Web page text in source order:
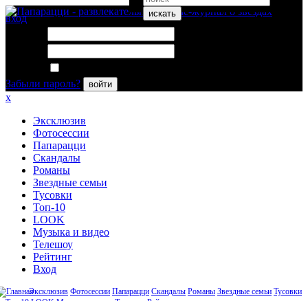
искать
вход
Забыли пароль?
войти
x
Эксклюзив
Фотосессии
Папарацци
Скандалы
Романы
Звездные семьи
Тусовки
Топ-10
LOOK
Музыка и видео
Телешоу
Рейтинг
Вход
Эксклюзив Фотосессии Папарацци Скандалы Романы Звездные семьи Тусовки